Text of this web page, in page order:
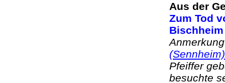
Aus der
Zum Tod
Pfeiffer
besuchte